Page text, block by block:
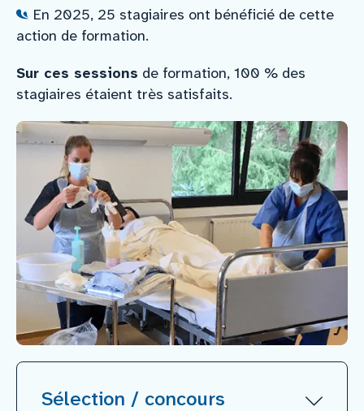
En 2025, 25 stagiaires ont bénéficié de cette
action de formation.
Sur ces sessions de formation, 100 % des
stagiaires étaient très satisfaits.
Sélection / concours